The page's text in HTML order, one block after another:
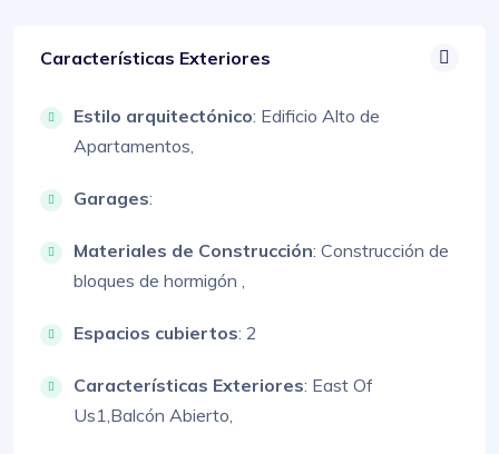
Características Exteriores
Estilo arquitectónico: Edificio Alto de
Apartamentos,
Garages:
Materiales de Construcción: Construcción de
bloques de hormigón ,
Espacios cubiertos: 2
Características Exteriores: East Of
Us1,Balcón Abierto,